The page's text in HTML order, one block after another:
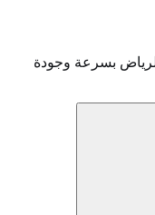
بسرعة وجودة